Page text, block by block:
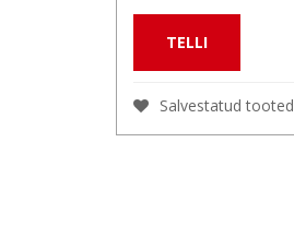
TELLI
Salvestatud tooted